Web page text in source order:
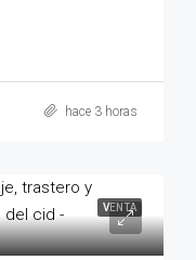
hace 3 horas
VENTA